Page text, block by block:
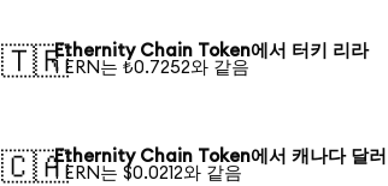
🇹🇷Ethernity Chain Token에서 터키 리라
1 ERN는 ₺0.7252와 같음
🇨🇦Ethernity Chain Token에서 캐나다 달러
1 ERN는 $0.0212와 같음